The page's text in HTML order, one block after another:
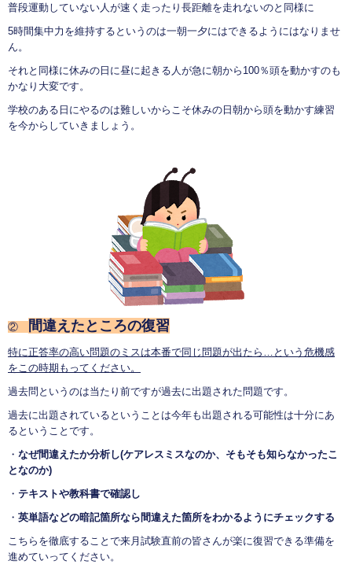
普段運動していない人が速く走ったり長距離を走れないのと同様に
5時間集中力を維持するというのは一朝一夕にはできるようにはなりませ
ん。
それと同様に休みの日に昼に起きる人が急に朝から100％頭を動かすのも
かなり大変です。
学校のある日にやるのは難しいからこそ休みの日朝から頭を動かす練習
を今からしていきましょう。
② 間違えたところの復習
特に正答率の高い問題のミスは本番で同じ問題が出たら…という危機感
をこの時期もってください。
過去問というのは当たり前ですが過去に出題された問題です。
過去に出題されているということは今年も出題される可能性は十分にあ
るということです。
・ なぜ間違えたか分析し(ケアレスミスなのか、そもそも知らなかったこ
となのか)
・ テキストや教科書で確認し
・ 英単語などの暗記箇所なら間違えた箇所をわかるようにチェックする
こちらを徹底することで来月試験直前の皆さんが楽に復習できる準備を
進めていってください。